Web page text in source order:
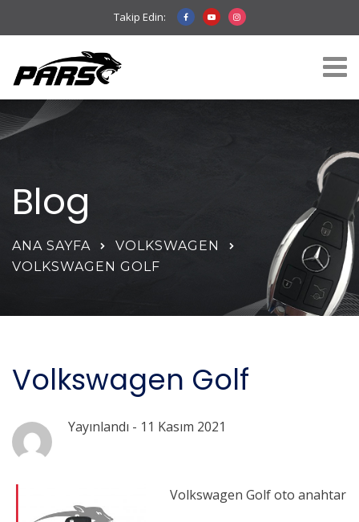
Takip Edin:
Blog
ANA SAYFA
VOLKSWAGEN
VOLKSWAGEN GOLF
Volkswagen Golf
Yayınlandı - 11 Kasım 2021
Volkswagen Golf oto anahtar